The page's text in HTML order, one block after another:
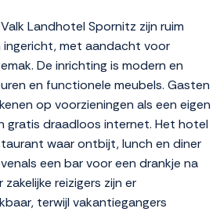
Landhotel Spornitz zijn ruim
met aandacht voor
De inrichting is modern en
en functionele meubels. Gasten
op voorzieningen als een eigen
gratis draadloos internet. Het hotel
waar ontbijt, lunch en diner
een bar voor een drankje na
reizigers zijn er
terwijl vakantiegangers